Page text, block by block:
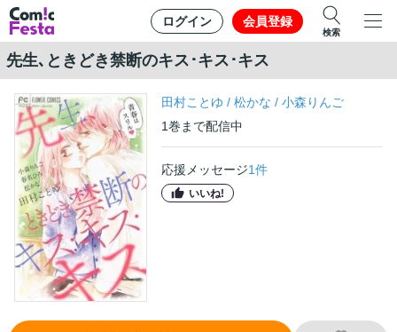
ログイン 会員登録
検索
先生､ときどき禁断のキス･キス･キス
田村ことゆ /松かな /小森りんご
1巻 まで配信中
応援メッセージ1件
いいね!